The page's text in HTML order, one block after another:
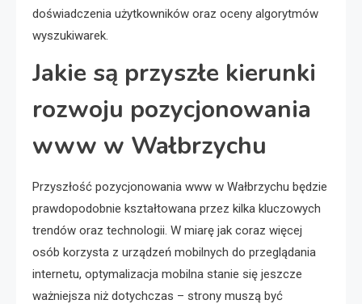
doświadczenia użytkowników oraz oceny algorytmów
wyszukiwarek.
Jakie są przyszłe kierunki
rozwoju pozycjonowania
www w Wałbrzychu
Przyszłość pozycjonowania www w Wałbrzychu będzie
prawdopodobnie kształtowana przez kilka kluczowych
trendów oraz technologii. W miarę jak coraz więcej
osób korzysta z urządzeń mobilnych do przeglądania
internetu, optymalizacja mobilna stanie się jeszcze
ważniejsza niż dotychczas – strony muszą być